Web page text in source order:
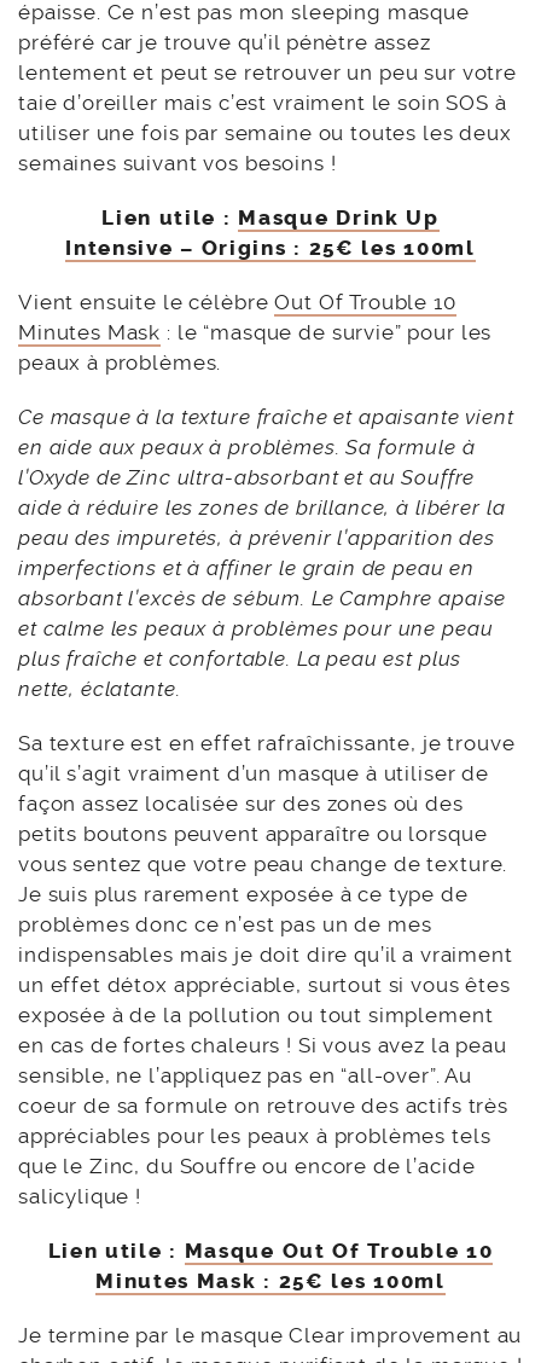
épaisse. Ce n’est pas mon sleeping masque
préféré car je trouve qu’il pénètre assez
lentement et peut se retrouver un peu sur votre
taie d’oreiller mais c’est vraiment le soin SOS à
utiliser une fois par semaine ou toutes les deux
semaines suivant vos besoins !
Lien utile : Masque Drink Up
Intensive – Origins : 25€ les 100ml
Vient ensuite le célèbreOut Of Trouble 10
Minutes Mask : le “masque de survie” pour les
peaux à problèmes.
Ce masque à la texture fraîche et apaisante vient
en aide aux peaux à problèmes. Sa formule à
l’Oxyde de Zinc ultra-absorbant et au Souffre
aide à réduire les zones de brillance, à libérer la
peau des impuretés, à prévenir l’apparition des
imperfections et à affiner le grain de peau en
absorbant l’excès de sébum. Le Camphre apaise
et calme les peaux à problèmes pour une peau
plus fraîche et confortable. La peau est plus
nette, éclatante.
Sa texture est en effet rafraîchissante, je trouve
qu’il s’agit vraiment d’un masque à utiliser de
façon assez localisée sur des zones où des
petits boutons peuvent apparaître ou lorsque
vous sentez que votre peau change de texture.
Je suis plus rarement exposée à ce type de
problèmes donc ce n’est pas un de mes
indispensables mais je doit dire qu’il a vraiment
un effet détox appréciable, surtout si vous êtes
exposée à de la pollution ou tout simplement
en cas de fortes chaleurs ! Si vous avez la peau
sensible, ne l’appliquez pas en “all-over”. Au
coeur de sa formule on retrouve des actifs très
appréciables pour les peaux à problèmes tels
que le Zinc, du Souffre ou encore de l’acide
salicylique !
Lien utile : Masque Out Of Trouble 10
Minutes Mask : 25€ les 100ml
Je termine par le masque Clear improvement au